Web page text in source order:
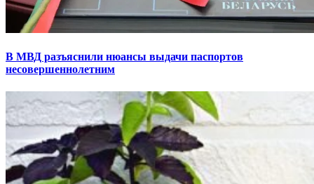
В МВД разъяснили нюансы выдачи паспортов
несовершеннолетним